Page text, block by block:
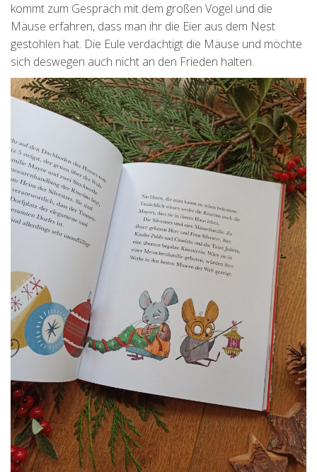
kommt zum Gespräch mit dem großen Vogel und die
Mäuse erfahren, dass man ihr die Eier aus dem Nest
gestohlen hat. Die Eule verdächtigt die Mäuse und möchte
sich deswegen auch nicht an den Frieden halten.